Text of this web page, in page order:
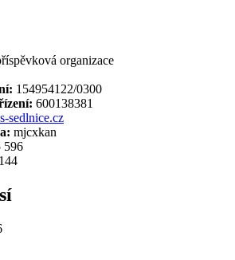
organizace
154954122/0300
600138381
sedlnice.cz
mjcxkan
596